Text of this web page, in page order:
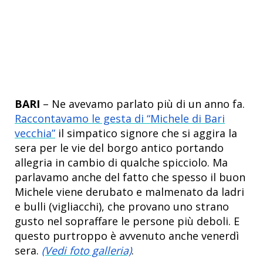
BARI – Ne avevamo parlato più di un anno fa.
Raccontavamo le gesta di “Michele di Bari
vecchia” il simpatico signore che si aggira la
sera per le vie del borgo antico portando
allegria in cambio di qualche spicciolo. Ma
parlavamo anche del fatto che spesso il buon
Michele viene derubato e malmenato da ladri
e bulli (vigliacchi), che provano uno strano
gusto nel sopraffare le persone più deboli. E
questo purtroppo è avvenuto anche venerdì
sera. (Vedi foto galleria).